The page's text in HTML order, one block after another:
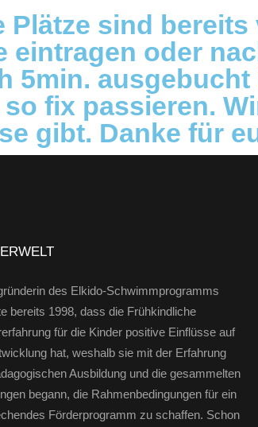
Plätze sind
eintragen oder
5min.
fix passieren.
gibt. Danke für
des Elkido-Schwimmprogramms
bereits 1998, dass die Frühkindliche
für die Kinder positive Einflüsse auf
hat, weshalb sie mit der Erfahrung
Ausbildung und die gesammelten
begann, die Rahmenbedingungen für ein
Förderprogramm zu schaffen. Schon